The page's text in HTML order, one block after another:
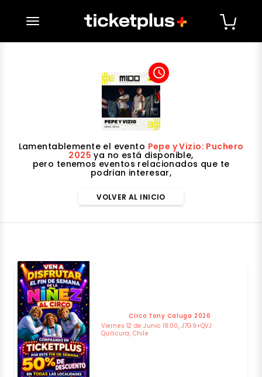
desplegar navegación
access_time
Lamentablemente el evento Pepe y Vizio: Puchero
2025 ya no está disponible,
pero tenemos eventos relacionados que te
podrian interesar,
VOLVER AL INICIO
Circo Tony Caluga 2026
Viernes 12 de Junio 18:00, J7G9+QVJ
Quilicura, Chile